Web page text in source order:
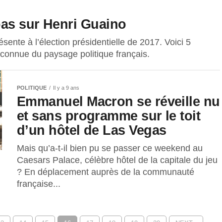
sur Henri Guaino
à l’élection présidentielle de 2017. Voici 5
du paysage politique français.
POLITIQUE Il y a 9 ans
Emmanuel Macron se réveille nu
et sans programme sur le toit
d’un hôtel de Las Vegas
Mais qu’a-t-il bien pu se passer ce weekend au
Caesars Palace, célèbre hôtel de la capitale du jeu
? En déplacement auprès de la communauté
française...